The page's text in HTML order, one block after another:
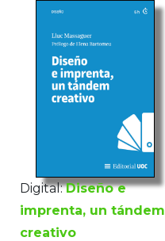
Digital: Diseño e
imprenta, un tándem
creativo